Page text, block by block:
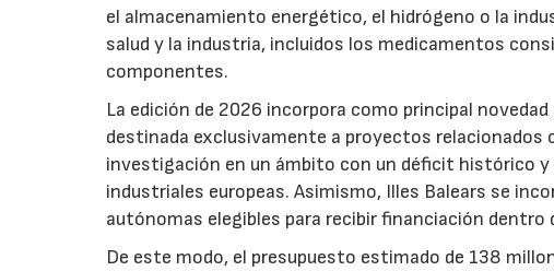
el almacenamiento energético, el hidrógeno o la
salud y la industria, incluidos los medicamentos
componentes.
La edición de 2026 incorpora como principal
destinada exclusivamente a proyectos relacionados
investigación en un ámbito con un déficit histórico
industriales europeas. Asimismo, Illes Balears se
autónomas elegibles para recibir financiación
De este modo, el presupuesto estimado de 138